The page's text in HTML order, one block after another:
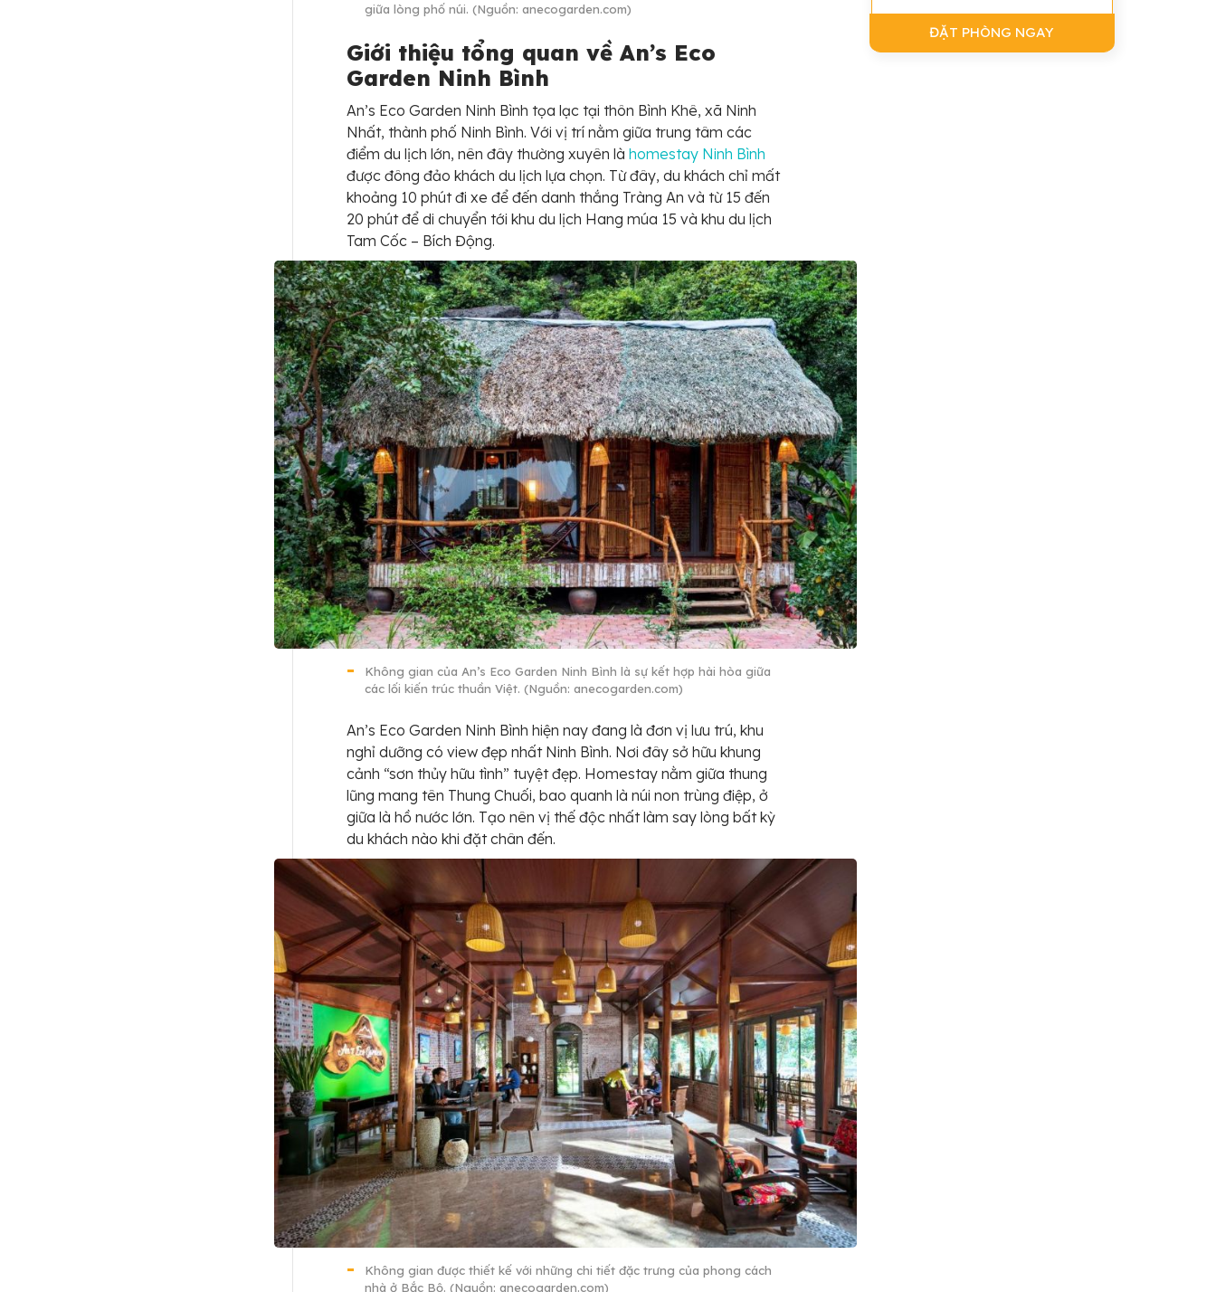
giữa lòng phố núi. (Nguồn: anecogarden.com)
Giới thiệu tổng quan về An’s Eco
Garden Ninh Bình
An’s Eco Garden Ninh Bình tọa lạc tại thôn Bình Khê, xã Ninh
Nhất, thành phố Ninh Bình. Với vị trí nằm giữa trung tâm các
điểm du lịch lớn, nên đây thường xuyên làhomestay Ninh Bình
được đông đảo khách du lịch lựa chọn. Từ đây, du khách chỉ mất
khoảng 10 phút đi xe để đến danh thắng Tràng An và từ 15 đến
20 phút để di chuyển tới khu du lịch Hang múa 15 và khu du lịch
Tam Cốc – Bích Động.
Không gian của An’s Eco Garden Ninh Bình là sự kết hợp hài hòa giữa
các lối kiến trúc thuần Việt. (Nguồn: anecogarden.com)
An’s Eco Garden Ninh Bình hiện nay đang là đơn vị lưu trú, khu
nghỉ dưỡng có view đẹp nhất Ninh Bình. Nơi đây sở hữu khung
cảnh “sơn thủy hữu tình” tuyệt đẹp. Homestay nằm giữa thung
lũng mang tên Thung Chuối, bao quanh là núi non trùng điệp, ở
giữa là hồ nước lớn. Tạo nên vị thế độc nhất làm say lòng bất kỳ
du khách nào khi đặt chân đến.
Không gian được thiết kế với những chi tiết đặc trưng của phong cách
nhà ở Bắc Bộ. (Nguồn: anecogarden.com)
ĐẶT PHÒNG NGAY